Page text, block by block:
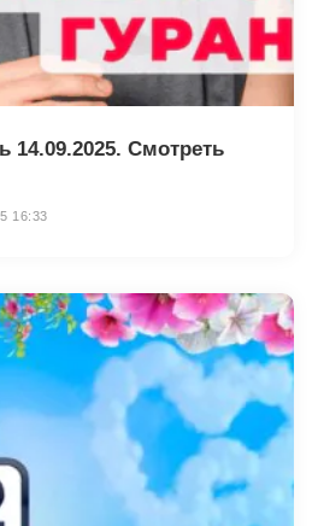
Смотреть
16:33